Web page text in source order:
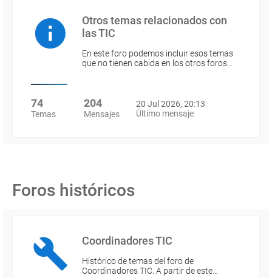
Otros temas relacionados con
las TIC
En este foro podemos incluir esos temas
que no tienen cabida en los otros foros…
74
Temas
204
Mensajes
20 Jul 2026, 20:13
Último mensaje
Foros históricos
Coordinadores TIC
Histórico de temas del foro de
Coordinadores TIC. A partir de este…